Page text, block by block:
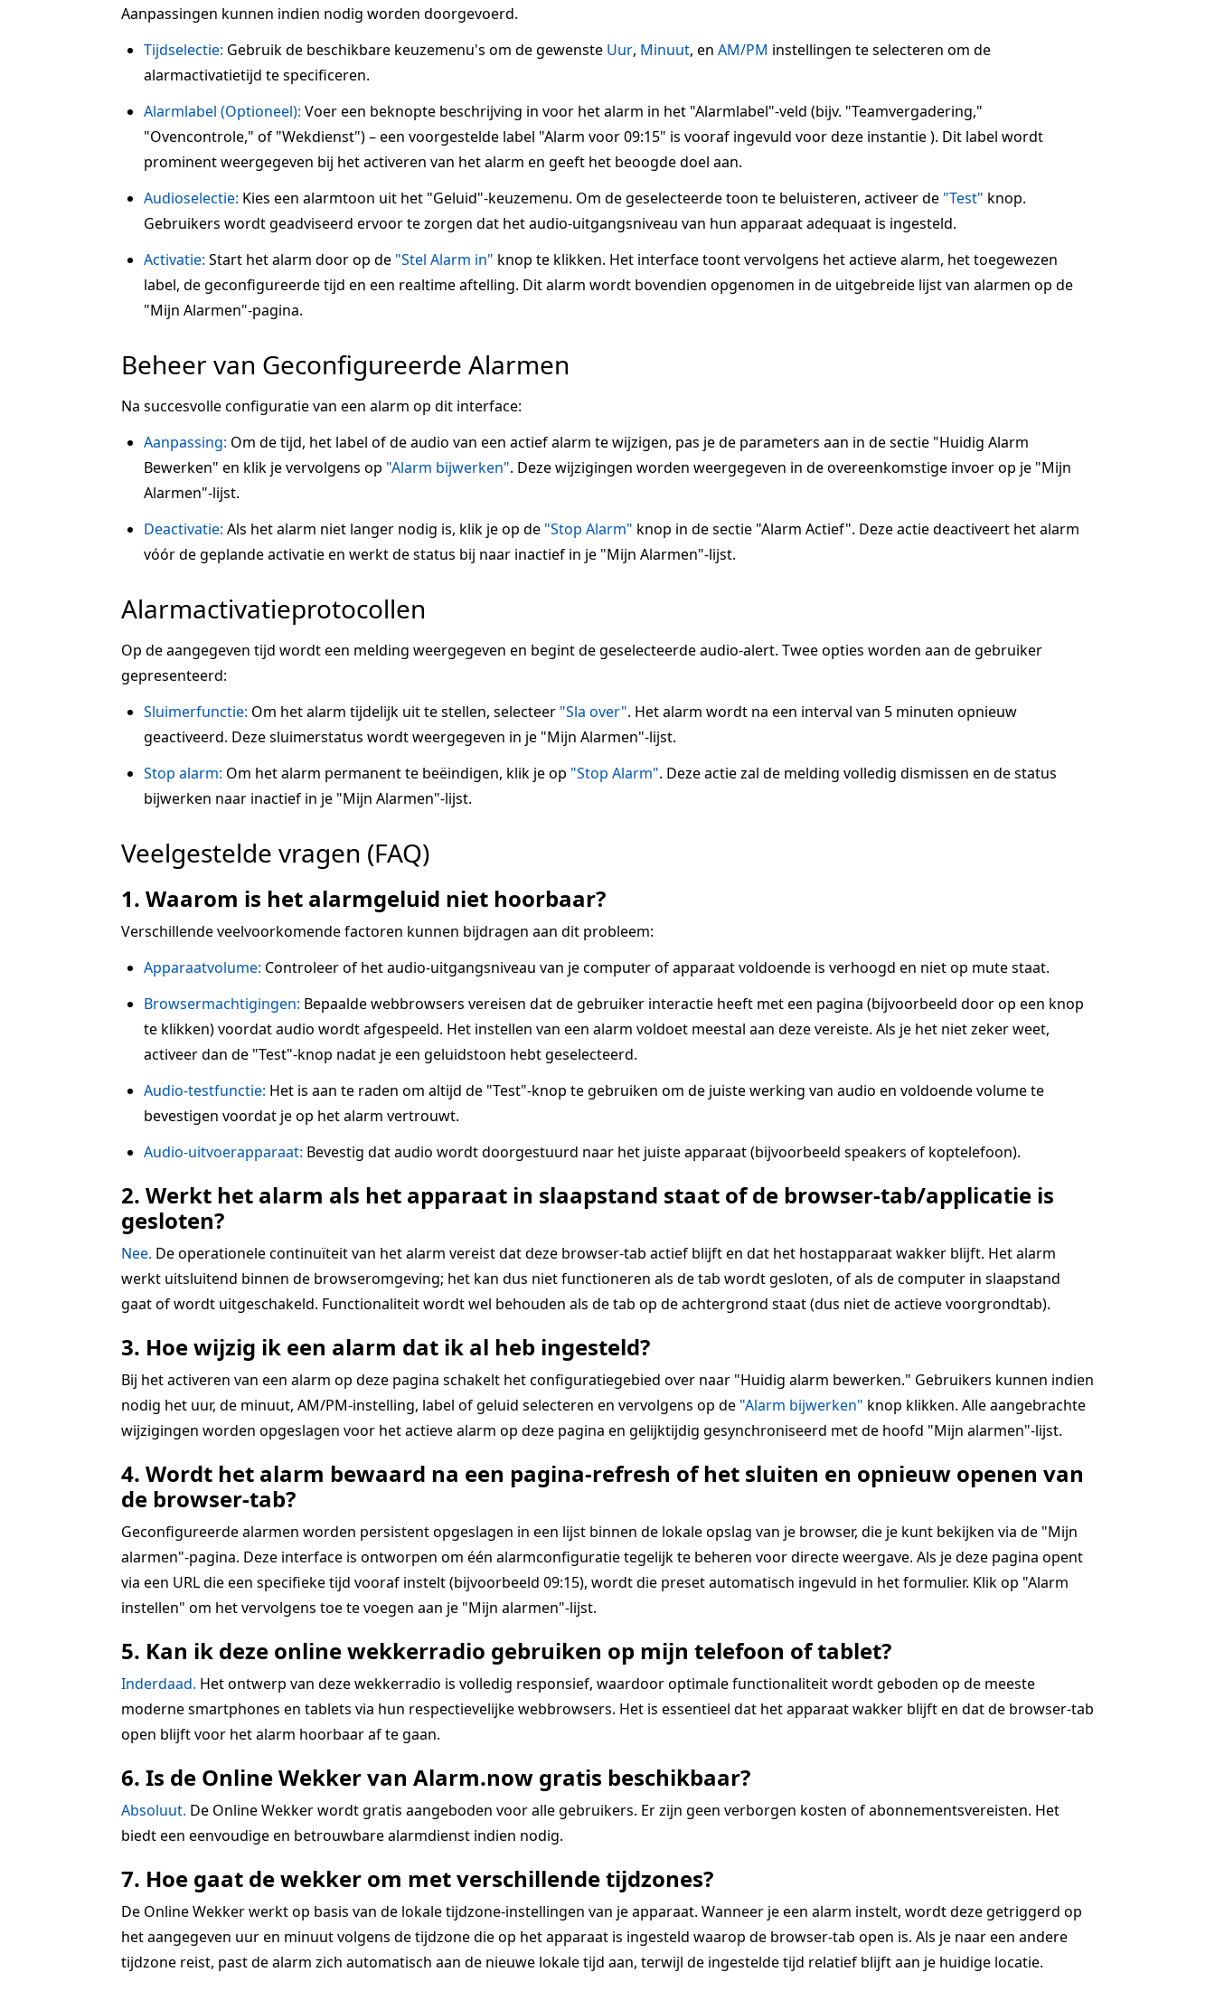
Aanpassingen kunnen indien nodig worden doorgevoerd.
Tijdselectie: Gebruik de beschikbare keuzemenu's om de gewenste Uur, Minuut, en AM/PM instellingen te selecteren om de
alarmactivatietijd te specificeren.
Alarmlabel (Optioneel): Voer een beknopte beschrijving in voor het alarm in het "Alarmlabel"-veld (bijv. "Teamvergadering,"
"Ovencontrole," of "Wekdienst") – een voorgestelde label "Alarm voor 09:15" is vooraf ingevuld voor deze instantie ). Dit label wordt
prominent weergegeven bij het activeren van het alarm en geeft het beoogde doel aan.
Audioselectie: Kies een alarmtoon uit het "Geluid"-keuzemenu. Om de geselecteerde toon te beluisteren, activeer de "Test" knop.
Gebruikers wordt geadviseerd ervoor te zorgen dat het audio-uitgangsniveau van hun apparaat adequaat is ingesteld.
Activatie: Start het alarm door op de "Stel Alarm in" knop te klikken. Het interface toont vervolgens het actieve alarm, het toegewezen
label, de geconfigureerde tijd en een realtime aftelling. Dit alarm wordt bovendien opgenomen in de uitgebreide lijst van alarmen op de
"Mijn Alarmen"-pagina.
Beheer van Geconfigureerde Alarmen
Na succesvolle configuratie van een alarm op dit interface:
Aanpassing: Om de tijd, het label of de audio van een actief alarm te wijzigen, pas je de parameters aan in de sectie "Huidig Alarm
Bewerken" en klik je vervolgens op "Alarm bijwerken". Deze wijzigingen worden weergegeven in de overeenkomstige invoer op je "Mijn
Alarmen"-lijst.
Deactivatie: Als het alarm niet langer nodig is, klik je op de "Stop Alarm" knop in de sectie "Alarm Actief". Deze actie deactiveert het alarm
vóór de geplande activatie en werkt de status bij naar inactief in je "Mijn Alarmen"-lijst.
Alarmactivatieprotocollen
Op de aangegeven tijd wordt een melding weergegeven en begint de geselecteerde audio-alert. Twee opties worden aan de gebruiker
gepresenteerd:
Sluimerfunctie: Om het alarm tijdelijk uit te stellen, selecteer "Sla over". Het alarm wordt na een interval van 5 minuten opnieuw
geactiveerd. Deze sluimerstatus wordt weergegeven in je "Mijn Alarmen"-lijst.
Stop alarm: Om het alarm permanent te beëindigen, klik je op "Stop Alarm". Deze actie zal de melding volledig dismissen en de status
bijwerken naar inactief in je "Mijn Alarmen"-lijst.
Veelgestelde vragen (FAQ)
1. Waarom is het alarmgeluid niet hoorbaar?
Verschillende veelvoorkomende factoren kunnen bijdragen aan dit probleem:
Apparaatvolume: Controleer of het audio-uitgangsniveau van je computer of apparaat voldoende is verhoogd en niet op mute staat.
Browsermachtigingen: Bepaalde webbrowsers vereisen dat de gebruiker interactie heeft met een pagina (bijvoorbeeld door op een knop
te klikken) voordat audio wordt afgespeeld. Het instellen van een alarm voldoet meestal aan deze vereiste. Als je het niet zeker weet,
activeer dan de "Test"-knop nadat je een geluidstoon hebt geselecteerd.
Audio-testfunctie: Het is aan te raden om altijd de "Test"-knop te gebruiken om de juiste werking van audio en voldoende volume te
bevestigen voordat je op het alarm vertrouwt.
Audio-uitvoerapparaat: Bevestig dat audio wordt doorgestuurd naar het juiste apparaat (bijvoorbeeld speakers of koptelefoon).
2. Werkt het alarm als het apparaat in slaapstand staat of de browser-tab/applicatie is
gesloten?
Nee. De operationele continuïteit van het alarm vereist dat deze browser-tab actief blijft en dat het hostapparaat wakker blijft. Het alarm
werkt uitsluitend binnen de browseromgeving; het kan dus niet functioneren als de tab wordt gesloten, of als de computer in slaapstand
gaat of wordt uitgeschakeld. Functionaliteit wordt wel behouden als de tab op de achtergrond staat (dus niet de actieve voorgrondtab).
3. Hoe wijzig ik een alarm dat ik al heb ingesteld?
Bij het activeren van een alarm op deze pagina schakelt het configuratiegebied over naar "Huidig alarm bewerken." Gebruikers kunnen indien
nodig het uur, de minuut, AM/PM-instelling, label of geluid selecteren en vervolgens op de "Alarm bijwerken" knop klikken. Alle aangebrachte
wijzigingen worden opgeslagen voor het actieve alarm op deze pagina en gelijktijdig gesynchroniseerd met de hoofd "Mijn alarmen"-lijst.
4. Wordt het alarm bewaard na een pagina-refresh of het sluiten en opnieuw openen van
de browser-tab?
Geconfigureerde alarmen worden persistent opgeslagen in een lijst binnen de lokale opslag van je browser, die je kunt bekijken via de "Mijn
alarmen"-pagina. Deze interface is ontworpen om één alarmconfiguratie tegelijk te beheren voor directe weergave. Als je deze pagina opent
via een URL die een specifieke tijd vooraf instelt (bijvoorbeeld 09:15), wordt die preset automatisch ingevuld in het formulier. Klik op "Alarm
instellen" om het vervolgens toe te voegen aan je "Mijn alarmen"-lijst.
5. Kan ik deze online wekkerradio gebruiken op mijn telefoon of tablet?
Inderdaad. Het ontwerp van deze wekkerradio is volledig responsief, waardoor optimale functionaliteit wordt geboden op de meeste
moderne smartphones en tablets via hun respectievelijke webbrowsers. Het is essentieel dat het apparaat wakker blijft en dat de browser-tab
open blijft voor het alarm hoorbaar af te gaan.
6. Is de Online Wekker van Alarm.now gratis beschikbaar?
Absoluut. De Online Wekker wordt gratis aangeboden voor alle gebruikers. Er zijn geen verborgen kosten of abonnementsvereisten. Het
biedt een eenvoudige en betrouwbare alarmdienst indien nodig.
7. Hoe gaat de wekker om met verschillende tijdzones?
De Online Wekker werkt op basis van de lokale tijdzone-instellingen van je apparaat. Wanneer je een alarm instelt, wordt deze getriggerd op
het aangegeven uur en minuut volgens de tijdzone die op het apparaat is ingesteld waarop de browser-tab open is. Als je naar een andere
tijdzone reist, past de alarm zich automatisch aan de nieuwe lokale tijd aan, terwijl de ingestelde tijd relatief blijft aan je huidige locatie.